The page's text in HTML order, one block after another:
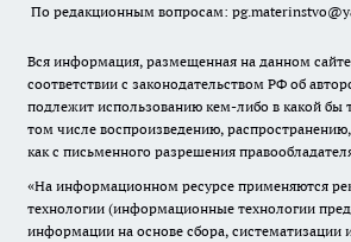
По редакционным вопросам:
Вся информация, размещенная на данном
соответствии с законодательством РФ об
подлежит использованию кем-либо в какой бы
том числе воспроизведению,
как с письменного разрешения
«На информационном ресурсе применяются
технологии (информационные технологии
информации на основе сбора, систематизации